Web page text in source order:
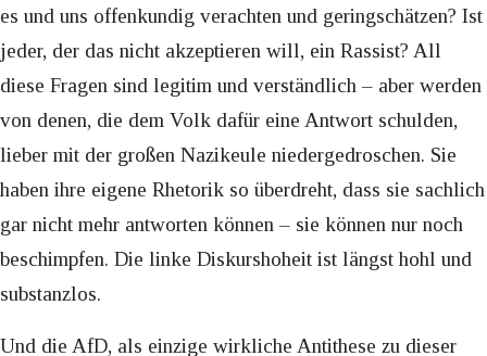
es und uns offenkundig verachten und geringschätzen? Ist
jeder, der das nicht akzeptieren will, ein Rassist? All
diese Fragen sind legitim und verständlich – aber werden
von denen, die dem Volk dafür eine Antwort schulden,
lieber mit der großen Nazikeule niedergedroschen. Sie
haben ihre eigene Rhetorik so überdreht, dass sie sachlich
gar nicht mehr antworten können – sie können nur noch
beschimpfen. Die linke Diskurshoheit ist längst hohl und
substanzlos.
Und die AfD, als einzige wirkliche Antithese zu dieser